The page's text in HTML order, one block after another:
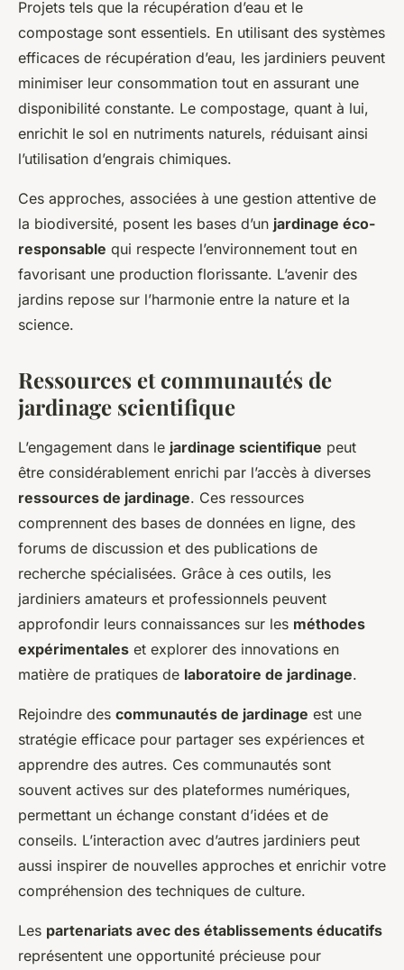
Projets tels que la récupération d’eau et le
compostage sont essentiels. En utilisant des systèmes
efficaces de récupération d’eau, les jardiniers peuvent
minimiser leur consommation tout en assurant une
disponibilité constante. Le compostage, quant à lui,
enrichit le sol en nutriments naturels, réduisant ainsi
l’utilisation d’engrais chimiques.
Ces approches, associées à une gestion attentive de
la biodiversité, posent les bases d’un jardinage éco-
responsable qui respecte l’environnement tout en
favorisant une production florissante. L’avenir des
jardins repose sur l’harmonie entre la nature et la
science.
Ressources et communautés de
jardinage scientifique
L’engagement dans le jardinage scientifique peut
être considérablement enrichi par l’accès à diverses
ressources de jardinage. Ces ressources
comprennent des bases de données en ligne, des
forums de discussion et des publications de
recherche spécialisées. Grâce à ces outils, les
jardiniers amateurs et professionnels peuvent
approfondir leurs connaissances sur les méthodes
expérimentales et explorer des innovations en
matière de pratiques de laboratoire de jardinage.
Rejoindre des communautés de jardinage est une
stratégie efficace pour partager ses expériences et
apprendre des autres. Ces communautés sont
souvent actives sur des plateformes numériques,
permettant un échange constant d’idées et de
conseils. L’interaction avec d’autres jardiniers peut
aussi inspirer de nouvelles approches et enrichir votre
compréhension des techniques de culture.
Les partenariats avec des établissements éducatifs
représentent une opportunité précieuse pour